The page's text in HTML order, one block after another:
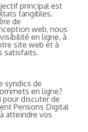
principal est
tangibles.
de
web, nous
en ligne, à
site web et à
satisfaits.
syndics de
en ligne?
discuter de
Pensons Digital
atteindre vos